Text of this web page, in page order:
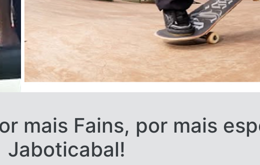
mais Fains, por mais
Jaboticabal!